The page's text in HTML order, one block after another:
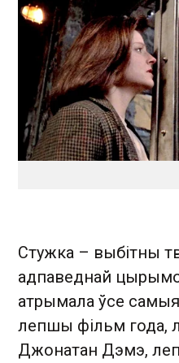
Стужка – выбітны
адпаведнай
атрымала ўсе самыя
лепшы фільм года,
Джонатан Дэмэ,